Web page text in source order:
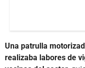
Una patrulla
realizaba labores de